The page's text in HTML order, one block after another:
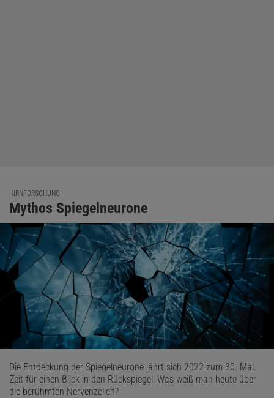
HIRNFORSCHUNG
Mythos Spiegelneurone
Die Entdeckung der Spiegelneurone jährt sich 2022 zum 30. Mal.
Zeit für einen Blick in den Rückspiegel: Was weiß man heute über
die berühmten Nervenzellen?